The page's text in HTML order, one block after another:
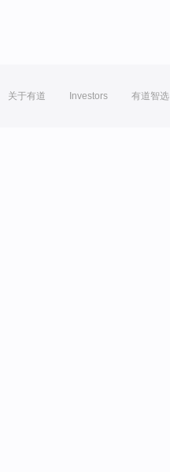
关于有道 Investors 有道智选